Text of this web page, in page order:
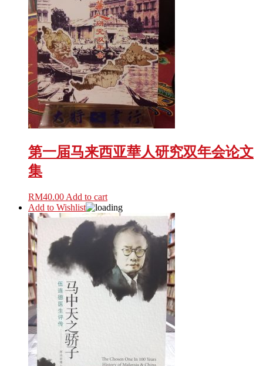
第一届马来西亚華人研究双年会论文
集
RM40.00 Add to cart
Add to Wishlist